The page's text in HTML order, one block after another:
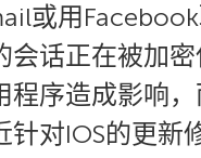
或用
会话正在被加
程序造成影响
针对IOS的更新